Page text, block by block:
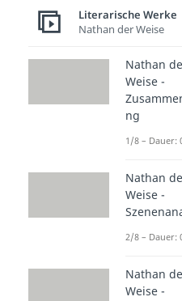
Studyflix
Das
Hier
Literarische Werke
Nathan der Weise
Nathan
Weise -
ng
1/8 – Dauer:
Nathan
Weise -
2/8 – Dauer:
Nathan
Weise -